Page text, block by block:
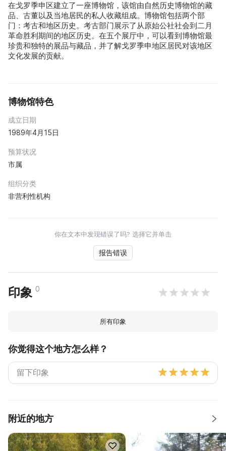
在戈罗季申区建立了一座博物馆，该馆由自然历史博物馆的藏
品、古董以及当地居民的私人收藏组成。博物馆包括两个部
门：考古和地区历史。考古部门展示了从原始公社社会到二月
革命胜利期间的地区历史。在五个展厅中，可以看到博物馆最
珍贵和独特的展品与藏品，并了解戈罗季申地区居民对该地区
文化发展的贡献。
博物馆特色
成立日期
1989年4月15日
预算状况
市属
组织分类
非营利性机构
你在文本中发现错误了吗? 选择它并单击
报告错误
印象 0
所有印象
你觉得这个地方怎么样？
附近的地方